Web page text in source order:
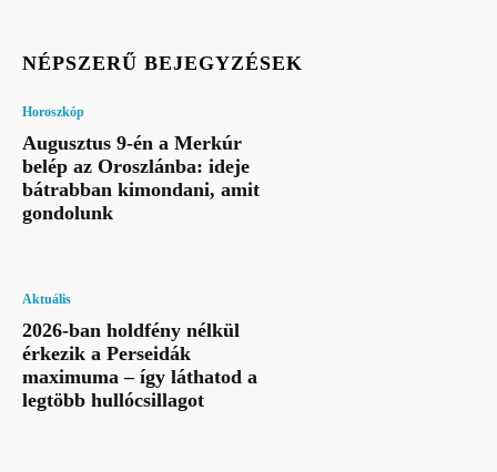
NÉPSZERŰ BEJEGYZÉSEK
Horoszkóp
Augusztus 9-én a Merkúr
belép az Oroszlánba: ideje
bátrabban kimondani, amit
gondolunk
Aktuális
2026-ban holdfény nélkül
érkezik a Perseidák
maximuma – így láthatod a
legtöbb hullócsillagot